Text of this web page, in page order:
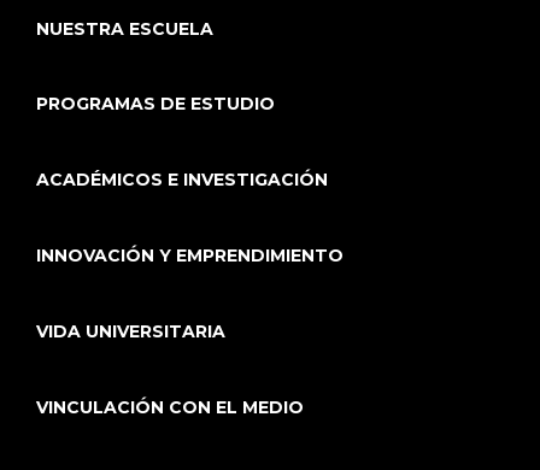
NUESTRA ESCUELA
PROGRAMAS DE ESTUDIO
ACADÉMICOS E INVESTIGACIÓN
INNOVACIÓN Y EMPRENDIMIENTO
VIDA UNIVERSITARIA
VINCULACIÓN CON EL MEDIO